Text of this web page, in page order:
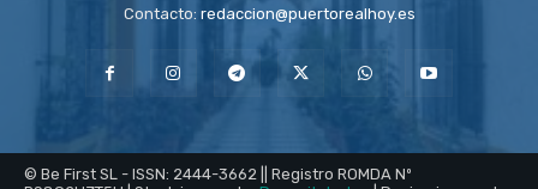
Contacto: redaccion@puertorealhoy.es
© Be First SL - ISSN: 2444-3662 || Registro ROMDA Nº